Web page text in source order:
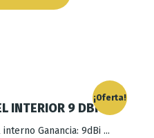
¡Oferta!
INTERIOR 9 DBI
Ganancia: 9dBi ...